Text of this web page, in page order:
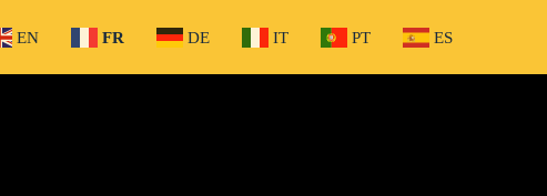
EN FR DE IT PT ES